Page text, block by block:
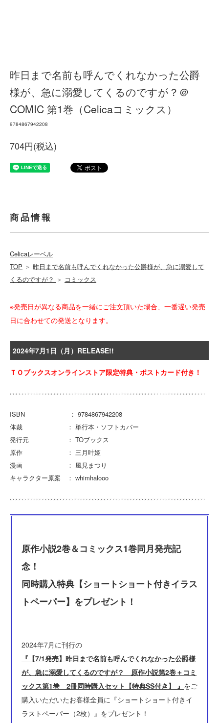
昨日まで名前も呼んでくれなかった公爵
様が、急に溺愛してくるのですが？＠
COMIC 第1巻（Celicaコミックス）
9784867942208
704円(税込)
商品情報
Celicaレーベル
TOP ＞ 昨日まで名前も呼んでくれなかった公爵様が、急に溺愛して
くるのですが？ ＞ コミックス
※発売日が異なる商品を一緒にご注文頂いた場合、一番遅い発売
日に合わせての発送となります。
2024年7月1日（月）RELEASE!!
ＴＯブックスオンラインストア限定特典・ポストカード付き！
ISBN ： 9784867942208
体裁 ： 単行本・ソフトカバー
発行元 ： TOブックス
原作 ： 三月叶姫
漫画 ： 風見まつり
キャラクター原案 ： whimhalooo
原作小説2巻＆コミックス1巻同月発売記
念！
同時購入特典【ショートショート付きイラス
トペーパー】をプレゼント！
2024年7月に刊行の
『【7/1発売】昨日まで名前も呼んでくれなかった公爵様
が、急に溺愛してくるのですが？ 原作小説第2巻＋コミ
ックス第1巻 2冊同時購入セット【特典SS付き】 』 をご
購入いただいたお客様全員に『ショートショート付きイ
ラストペーパー（2枚）』をプレゼント！